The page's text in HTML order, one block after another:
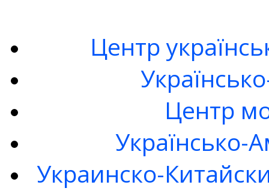
Центр
Центр
Українсько-
Украинско-